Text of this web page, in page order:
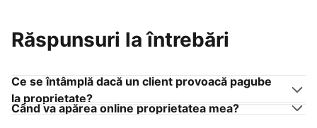
Răspunsuri la întrebări
Ce se întâmplă dacă un client provoacă pagube
la proprietate?
Când va apărea online proprietatea mea?